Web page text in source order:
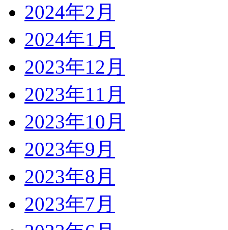
2024年2月
2024年1月
2023年12月
2023年11月
2023年10月
2023年9月
2023年8月
2023年7月